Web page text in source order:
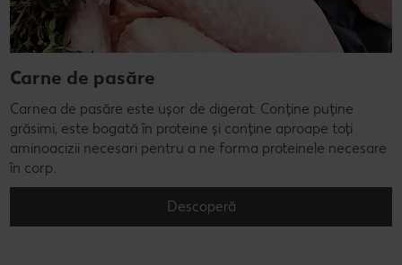
Carne de pasăre
Carnea de pasăre este ușor de digerat. Conține puține
grăsimi, este bogată în proteine și conține aproape toți
aminoacizii necesari pentru a ne forma proteinele necesare
în corp.
Descoperă